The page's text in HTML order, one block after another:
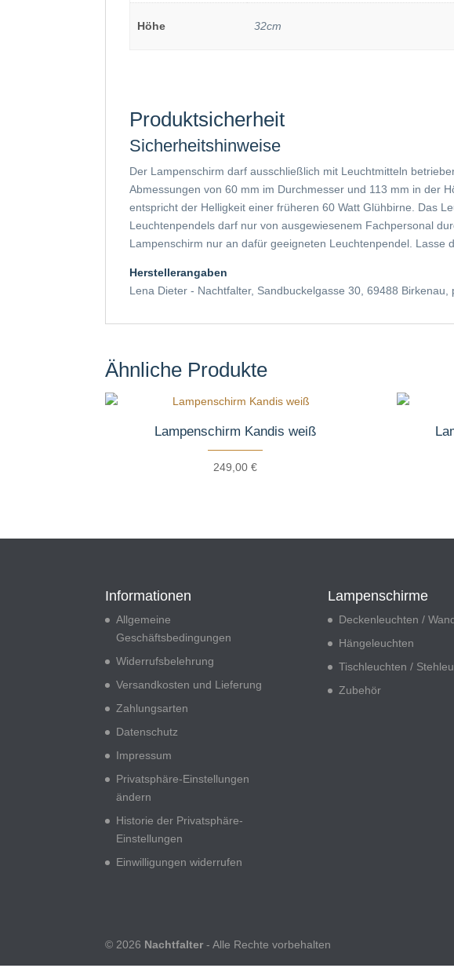
Höhe 32cm
Produktsicherheit
Sicherheitshinweise
Der Lampenschirm darf ausschließlich mit Leuchtmitteln
Abmessungen von 60 mm im Durchmesser und 113 mm in der
entspricht der Helligkeit einer früheren 60 Watt Glühbirne. Das
Leuchtenpendels darf nur von ausgewiesenem Fachpersonal
Lampenschirm nur an dafür geeigneten Leuchtenpendel. Lasse
Herstellerangaben
Lena Dieter - Nachtfalter, Sandbuckelgasse 30, 69488
Ähnliche Produkte
Lampenschirm Kandis weiß
249,00 €
Informationen
Allgemeine
Geschäftsbedingungen
Widerrufsbelehrung
Versandkosten und Lieferung
Zahlungsarten
Datenschutz
Impressum
Privatsphäre-Einstellungen
ändern
Historie der Privatsphäre-
Einstellungen
Einwilligungen widerrufen
Lampenschirme
Deckenleuchten /
Hängeleuchten
Tischleuchten /
Zubehör
© 2026 Nachtfalter - Alle Rechte vorbehalten